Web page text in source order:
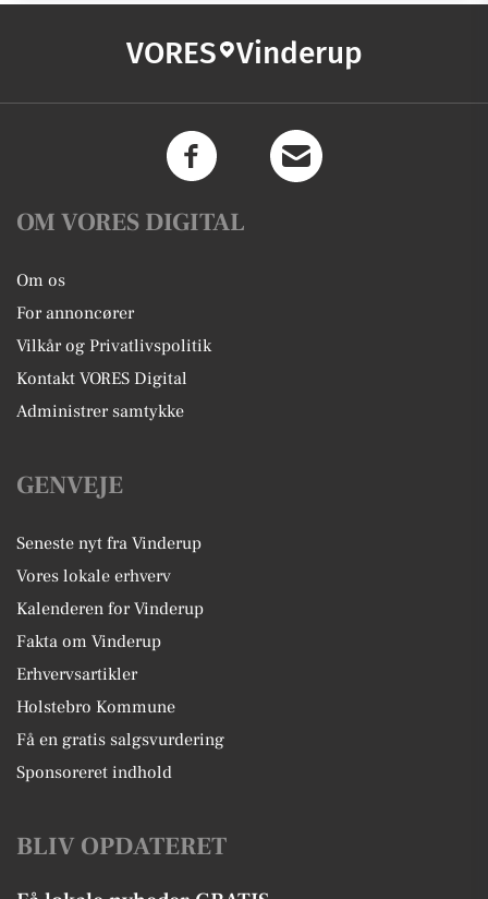
VORES Vinderup
OM VORES DIGITAL
Om os
For annoncører
Vilkår og Privatlivspolitik
Kontakt VORES Digital
Administrer samtykke
GENVEJE
Seneste nyt fra Vinderup
Vores lokale erhverv
Kalenderen for Vinderup
Fakta om Vinderup
Erhvervsartikler
Holstebro Kommune
Få en gratis salgsvurdering
Sponsoreret indhold
BLIV OPDATERET